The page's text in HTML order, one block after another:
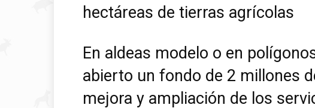
hectáreas de tierras agrícolas
En aldeas modelo o en
abierto un fondo de 2 millones
mejora y ampliación de los